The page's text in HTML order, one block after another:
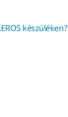
készüléken?